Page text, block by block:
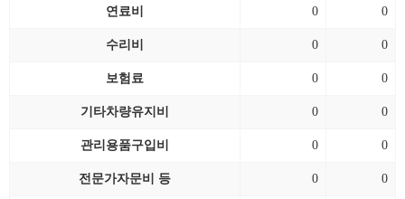
연료비 0 0
수리비 0 0
보험료 0 0
기타차량유지비 0 0
관리용품구입비 0 0
전문가자문비 등 0 0